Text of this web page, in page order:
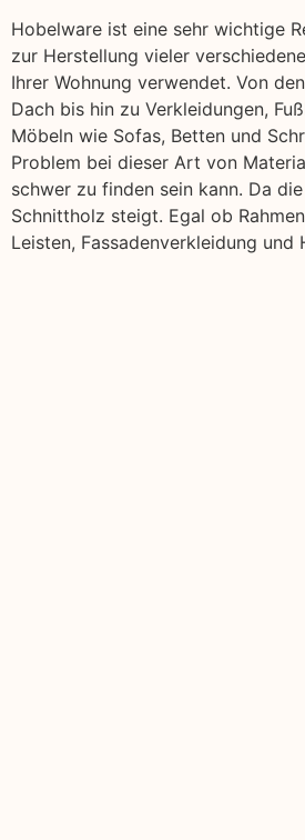
Hobelware ist eine sehr wichtige
zur Herstellung vieler
Ihrer Wohnung verwendet. Von
Dach bis hin zu Verkleidungen,
Möbeln wie Sofas, Betten und
Problem bei dieser Art von
schwer zu finden sein kann. Da
Schnittholz steigt. Egal ob
Leisten, Fassadenverkleidung und